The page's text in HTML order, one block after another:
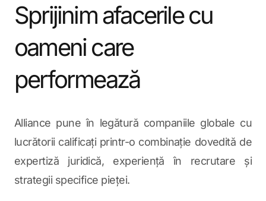
Sprijinim afacerile cu
oameni care
performează
Alliance pune în legătură companiile globale cu
lucrătorii calificați printr-o combinație dovedită de
expertiză juridică, experiență în recrutare și
strategii specifice pieței.